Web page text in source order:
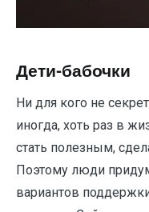
Дети-бабочки
Ни для кого не
иногда, хоть раз в
стать полезным,
Поэтому люди
вариантов